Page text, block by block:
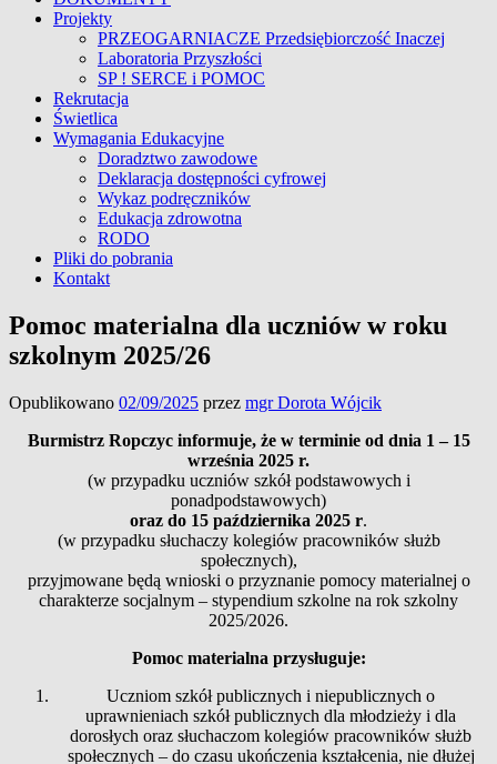
Projekty
PRZEOGARNIACZE Przedsiębiorczość Inaczej
Laboratoria Przyszłości
SP ! SERCE i POMOC
Rekrutacja
Świetlica
Wymagania Edukacyjne
Doradztwo zawodowe
Deklaracja dostępności cyfrowej
Wykaz podręczników
Edukacja zdrowotna
RODO
Pliki do pobrania
Kontakt
Pomoc materialna dla uczniów w roku
szkolnym 2025/26
Opublikowano 02/09/2025 przez mgr Dorota Wójcik
Burmistrz Ropczyc informuje, że w terminie od dnia 1 – 15
września 2025 r.
(w przypadku uczniów szkół podstawowych i
ponadpodstawowych)
oraz do 15 października 2025 r.
(w przypadku słuchaczy kolegiów pracowników służb
społecznych),
przyjmowane będą wnioski o przyznanie pomocy materialnej o
charakterze socjalnym – stypendium szkolne na rok szkolny
2025/2026.
Pomoc materialna przysługuje:
Uczniom szkół publicznych i niepublicznych o
uprawnieniach szkół publicznych dla młodzieży i dla
dorosłych oraz słuchaczom kolegiów pracowników służb
społecznych – do czasu ukończenia kształcenia, nie dłużej